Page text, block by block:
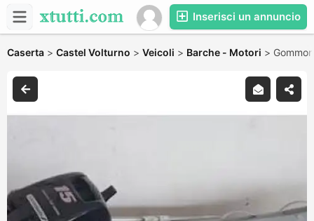
Inserisci un annuncio
Caserta > Castel Volturno > Veicoli > Barche - Motori >